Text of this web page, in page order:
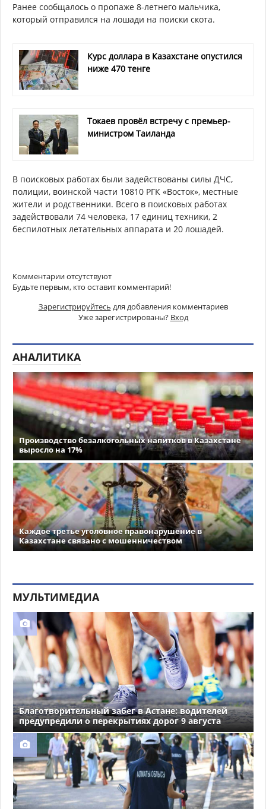
Ранее сообщалось о пропаже 8-летнего мальчика,
который отправился на лошади на поиски скота.
Курс доллара в Казахстане опустился
ниже 470 тенге
Токаев провёл встречу с премьер-
министром Таиланда
В поисковых работах были задействованы силы ДЧС,
полиции, воинской части 10810 РГК «Восток», местные
жители и родственники. Всего в поисковых работах
задействовали 74 человека, 17 единиц техники, 2
беспилотных летательных аппарата и 20 лошадей.
Комментарии отсутствуют
Будьте первым, кто оставит комментарий!
Зарегистрируйтесь для добавления комментариев
Уже зарегистрированы? Вход
АНАЛИТИКА
Производство безалкогольных напитков в Казахстане
выросло на 17%
Каждое третье уголовное правонарушение в
Казахстане связано с мошенничеством
МУЛЬТИМЕДИА
Благотворительный забег в Астане: водителей
предупредили о перекрытиях дорог 9 августа